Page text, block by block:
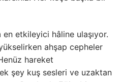
etkileyici hâline ulaşıyor.
ahşap cepheler
hareket
şey kuş sesleri ve uzaktan